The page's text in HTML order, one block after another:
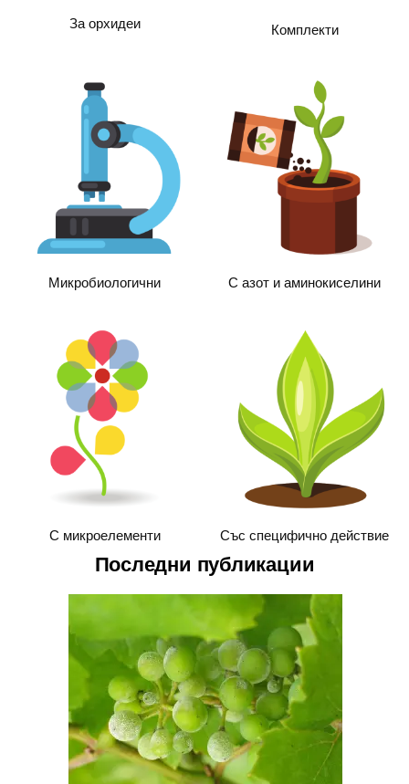
За орхидеи Комплекти
Микробиологични С азот и аминокиселини
С микроелементи Със специфично действие
Последни публикации